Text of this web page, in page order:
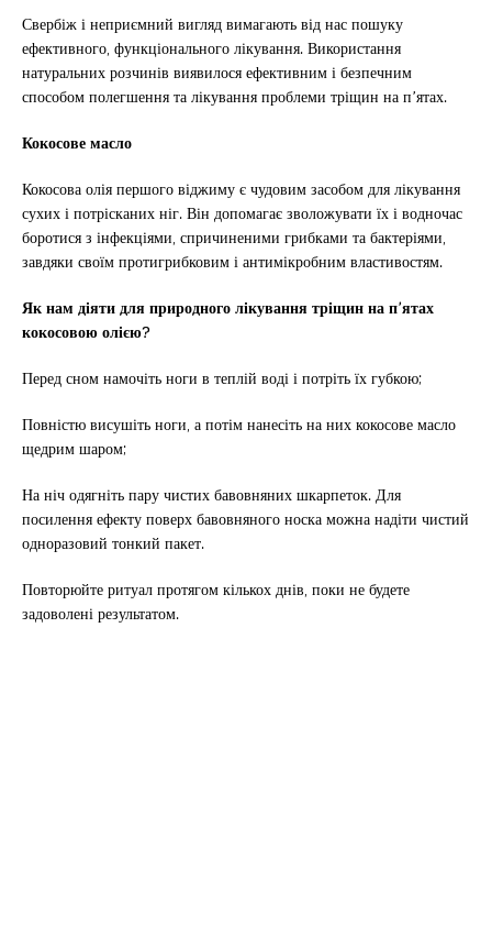
Свербіж і неприємний вигляд вимагають від нас пошуку
ефективного, функціонального лікування. Використання
натуральних розчинів виявилося ефективним і безпечним
способом полегшення та лікування проблеми тріщин на п’ятах.
Кокосове масло
Кокосова олія першого віджиму є чудовим засобом для лікування
сухих і потрісканих ніг. Він допомагає зволожувати їх і водночас
боротися з інфекціями, спричиненими грибками та бактеріями,
завдяки своїм протигрибковим і антимікробним властивостям.
Як нам діяти для природного лікування тріщин на п’ятах
кокосовою олією?
Перед сном намочіть ноги в теплій воді і потріть їх губкою;
Повністю висушіть ноги, а потім нанесіть на них кокосове масло
щедрим шаром;
На ніч одягніть пару чистих бавовняних шкарпеток. Для
посилення ефекту поверх бавовняного носка можна надіти чистий
одноразовий тонкий пакет.
Повторюйте ритуал протягом кількох днів, поки не будете
задоволені результатом.